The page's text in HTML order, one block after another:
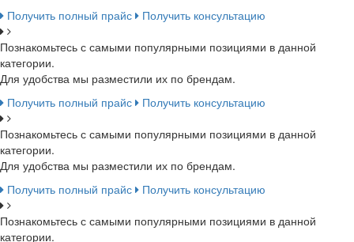
Получить полный прайс
Получить консультацию
Познакомьтесь с самыми популярными позициями в данной
категории.
Для удобства мы разместили их по брендам.
Получить полный прайс
Получить консультацию
Познакомьтесь с самыми популярными позициями в данной
категории.
Для удобства мы разместили их по брендам.
Получить полный прайс
Получить консультацию
Познакомьтесь с самыми популярными позициями в данной
категории.